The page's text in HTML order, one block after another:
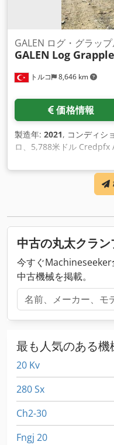
トルコ 8,646 km
GALEN ログ・グラッ
GALEN Log Grapple
価格情報
製造年: 2021, コンディシ
ロ、5,788米ドル
中古の丸太クラ
今すぐ
中古機械を掲載。
最も人気のある
20 Kv
280 Sx
Ch2-30
Fngj 20